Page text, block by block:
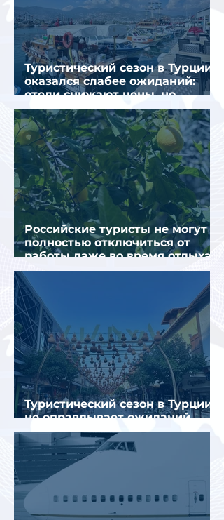
Туристический сезон в Турции
оказался слабее ожиданий:
отели снижают цены, но
загрузка остается низкой
Российские туристы не могут
полностью отключиться от
работы даже во время отдыха
в Турции
Туристический сезон в Турции
не оправдывает ожиданий
отрасли